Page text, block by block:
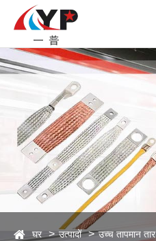
घर उत्पादों उच्च तापमान तार